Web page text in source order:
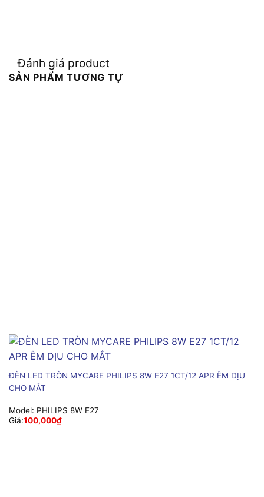
Đánh giá product
SẢN PHẨM TƯƠNG TỰ
ĐÈN LED TRÒN MYCARE PHILIPS 8W E27 1CT/12 APR ÊM DỊU
CHO MẮT
Model: PHILIPS 8W E27
Giá:100,000₫